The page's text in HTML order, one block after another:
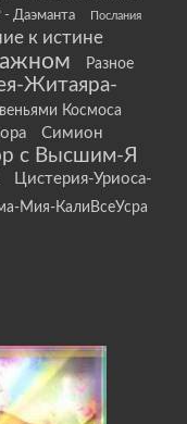
Даэманта
Послания
к истине
Разное
Житаяра-
Космоса
Симион
с Высшим-Я
Цистерия-Уриоса-
Мия-КалиВсеУсра